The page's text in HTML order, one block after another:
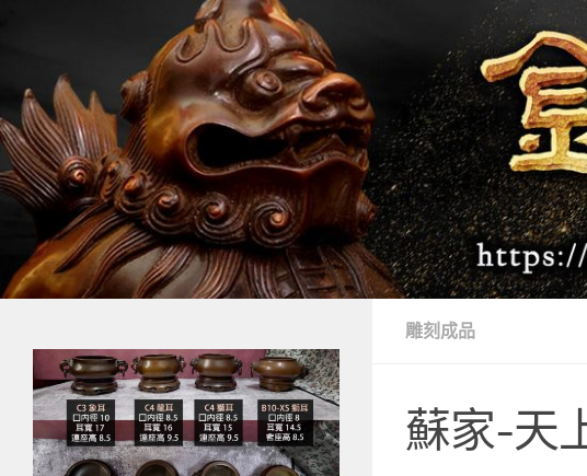
雕刻成品
蘇家-天